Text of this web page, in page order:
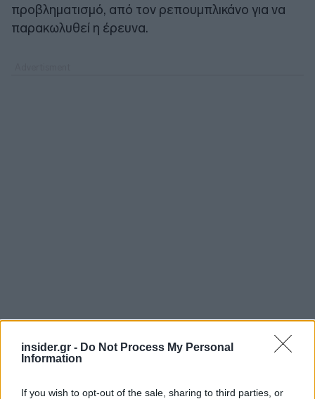
insider.gr - Do Not Process My Personal
Information
If you wish to opt-out of the sale, sharing to third parties, or
προβληματισμό, από τον ρεπουμπλικάνο για να
παρακωλυθεί η έρευνα.